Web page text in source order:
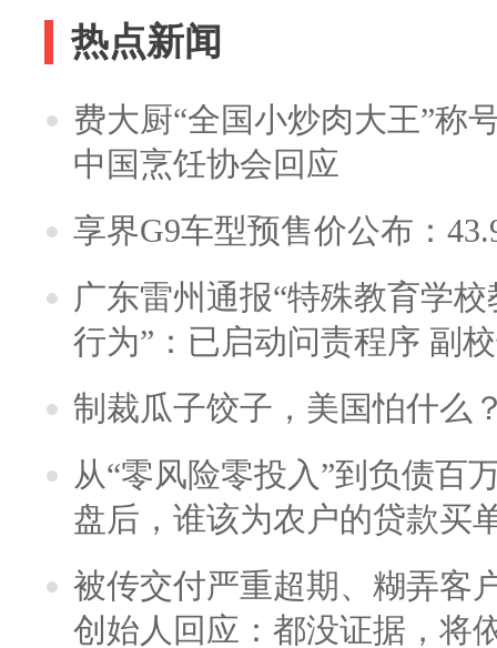
热点新闻
费大厨“全国小炒肉大王”称
中国烹饪协会回应
享界G9车型预售价公布：
广东雷州通报“特殊教育学
行为”：已启动问责程序 副
制裁瓜子饺子，美国怕什么
从“零风险零投入”到负债百
盘后，谁该为农户的贷款买
被传交付严重超期、糊弄客
创始人回应：都没证据，将